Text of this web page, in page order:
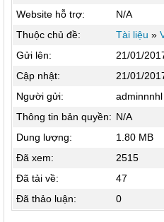
Website hỗ trợ:
N/A
Thuộc chủ đề:
Tài liệu »
Gửi lên:
21/01/
Cập nhật:
21/01/
Người gửi:
adminnnhl
Thông tin bản quyền: N/A
Dung lượng:
1.80 MB
Đã xem:
2515
Đã tải về:
47
Đã thảo luận:
0